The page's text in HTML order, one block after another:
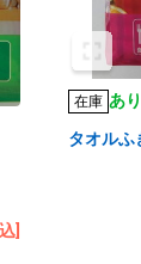
]
在庫 あり
タオル